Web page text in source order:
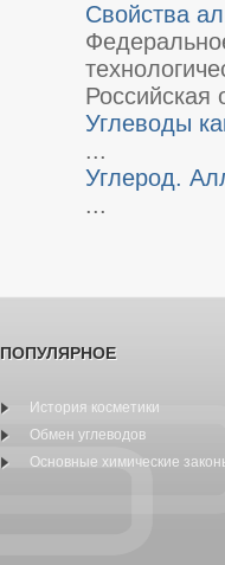
Свойства
Углеводы
...
Углерод.
...
ПОПУЛЯРНОЕ
История косметики
Обмен углеводов
Основные химические